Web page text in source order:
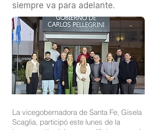
siempre va para adelante.
La vicegobernadora de Santa Fe, Gisela
Scaglia, participó este lunes de la